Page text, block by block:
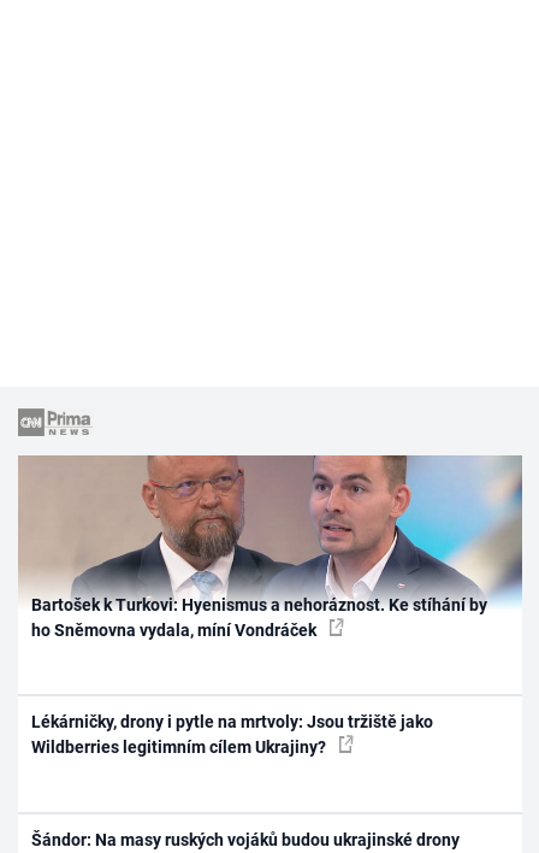
Bartošek k Turkovi: Hyenismus a nehoráznost. Ke stíhání by
ho Sněmovna vydala, míní Vondráček
Lékárničky, drony i pytle na mrtvoly: Jsou tržiště jako
Wildberries legitimním cílem Ukrajiny?
Šándor: Na masy ruských vojáků budou ukrajinské drony